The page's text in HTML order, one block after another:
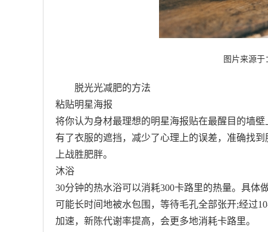
图片来源于：
脱光光减肥的方法
粘贴明星海报
将你认为身材最理想的明星海报贴在最醒目的墙
有了衣服的遮挡，减少了心理上的误差，准确找
上战胜肥胖。
沐浴
30分钟的热水浴可以消耗300卡路里的热量。具体
可能长时间地被水包围，等待毛孔全部张开;经过
加速，新陈代谢率提高，会更多地消耗卡路里。